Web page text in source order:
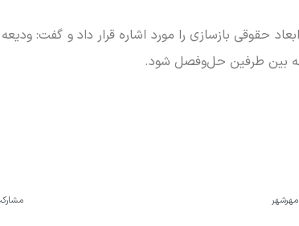
حقوقی بازسازی را مورد اشاره قرار داد و گفت:
بین طرفین حل‌وفصل شود.
مهرشهر